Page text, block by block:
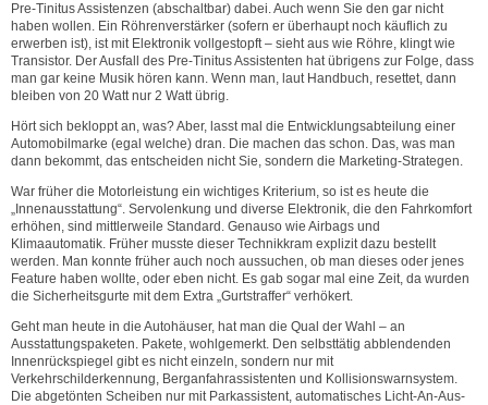
Pre-Tinitus Assistenzen (abschaltbar) dabei. Auch wenn Sie den gar nicht
haben wollen. Ein Röhrenverstärker (sofern er überhaupt noch käuflich zu
erwerben ist), ist mit Elektronik vollgestopft – sieht aus wie Röhre, klingt wie
Transistor. Der Ausfall des Pre-Tinitus Assistenten hat übrigens zur Folge, dass
man gar keine Musik hören kann. Wenn man, laut Handbuch, resettet, dann
bleiben von 20 Watt nur 2 Watt übrig.
Hört sich bekloppt an, was? Aber, lasst mal die Entwicklungsabteilung einer
Automobilmarke (egal welche) dran. Die machen das schon. Das, was man
dann bekommt, das entscheiden nicht Sie, sondern die Marketing-Strategen.
War früher die Motorleistung ein wichtiges Kriterium, so ist es heute die
„Innenausstattung“. Servolenkung und diverse Elektronik, die den Fahrkomfort
erhöhen, sind mittlerweile Standard. Genauso wie Airbags und
Klimaautomatik. Früher musste dieser Technikkram explizit dazu bestellt
werden. Man konnte früher auch noch aussuchen, ob man dieses oder jenes
Feature haben wollte, oder eben nicht. Es gab sogar mal eine Zeit, da wurden
die Sicherheitsgurte mit dem Extra „Gurtstraffer“ verhökert.
Geht man heute in die Autohäuser, hat man die Qual der Wahl – an
Ausstattungspaketen. Pakete, wohlgemerkt. Den selbsttätig abblendenden
Innenrückspiegel gibt es nicht einzeln, sondern nur mit
Verkehrschilderkennung, Berganfahrassistenten und Kollisionswarnsystem.
Die abgetönten Scheiben nur mit Parkassistent, automatisches Licht-An-Aus-